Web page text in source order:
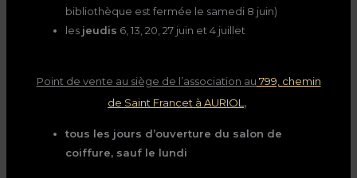
bibliothèque est fermée le samedi 8 juin)
les jeudis 6, 13, 20, 27 juin et 4 juillet
Point de vente au siège de l’association au 799, chemin
de Saint Francet à AURIOL ,
tous les jours d’ouverture du salon de
coiffure, sauf le lundi